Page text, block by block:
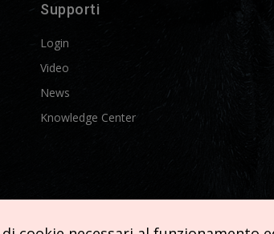
Supporti
Login
Video
News
Knowledge Center